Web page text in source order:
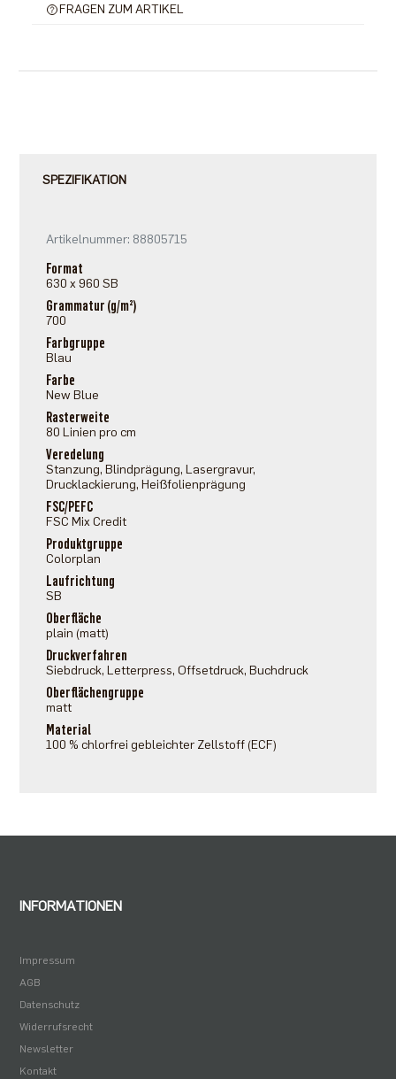
FRAGEN ZUM ARTIKEL
SPEZIFIKATION
Artikelnummer: 88805715
Format
630 x 960 SB
Grammatur (g/m²)
700
Farbgruppe
Blau
Farbe
New Blue
Rasterweite
80 Linien pro cm
Veredelung
Stanzung, Blindprägung, Lasergravur,
Drucklackierung, Heißfolienprägung
FSC/PEFC
FSC Mix Credit
Produktgruppe
Colorplan
Laufrichtung
SB
Oberfläche
plain (matt)
Druckverfahren
Siebdruck, Letterpress, Offsetdruck, Buchdruck
Oberflächengruppe
matt
Material
100 % chlorfrei gebleichter Zellstoff (ECF)
INFORMATIONEN
Impressum
AGB
Datenschutz
Widerrufsrecht
Newsletter
Kontakt